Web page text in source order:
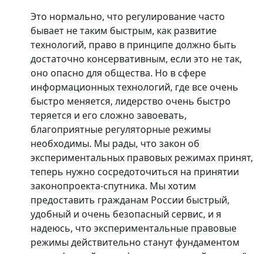
Это нормально, что регулирование часто
бывает не таким быстрым, как развитие
технологий, право в принципе должно быть
достаточно консервативным, если это не так,
оно опасно для общества. Но в сфере
информационных технологий, где все очень
быстро меняется, лидерство очень быстро
теряется и его сложно завоевать,
благоприятные регуляторные режимы
необходимы. Мы рады, что закон об
экспериментальных правовых режимах принят,
теперь нужно сосредоточиться на принятии
законопроекта-спутника. Мы хотим
предоставить гражданам России быстрый,
удобный и очень безопасный сервис, и я
надеюсь, что экспериментальные правовые
режимы действительно станут фундаментом